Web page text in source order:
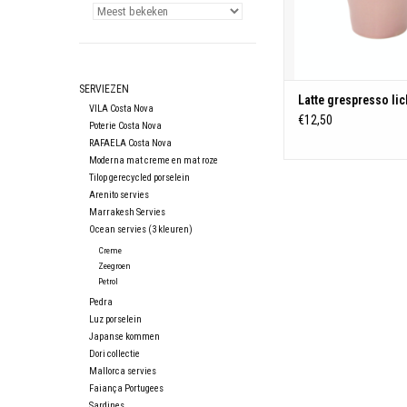
SERVIEZEN
VILA Costa Nova
Poterie Costa Nova
RAFAELA Costa Nova
Moderna mat creme en mat roze
Tilop gerecycled porselein
Arenito servies
Marrakesh Servies
Ocean servies (3 kleuren)
Creme
Zeegroen
Petrol
Pedra
Luz porselein
Japanse kommen
Dori collectie
Mallorca servies
Faiança Portugees
Latte grespresso
€12,50